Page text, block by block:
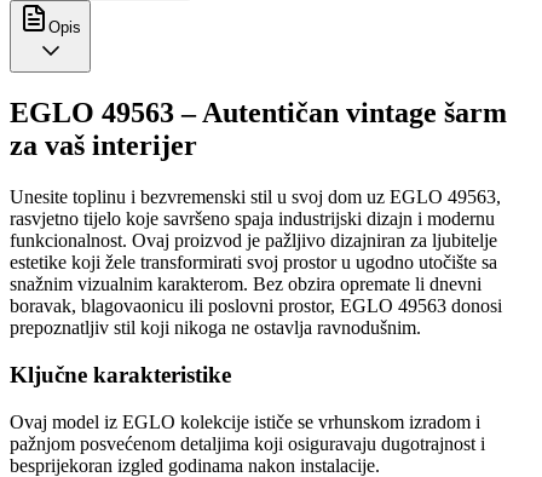
Opis
EGLO 49563 – Autentičan vintage šarm
za vaš interijer
Unesite toplinu i bezvremenski stil u svoj dom uz EGLO 49563,
rasvjetno tijelo koje savršeno spaja industrijski dizajn i modernu
funkcionalnost. Ovaj proizvod je pažljivo dizajniran za ljubitelje
estetike koji žele transformirati svoj prostor u ugodno utočište sa
snažnim vizualnim karakterom. Bez obzira opremate li dnevni
boravak, blagovaonicu ili poslovni prostor, EGLO 49563 donosi
prepoznatljiv stil koji nikoga ne ostavlja ravnodušnim.
Ključne karakteristike
Ovaj model iz EGLO kolekcije ističe se vrhunskom izradom i
pažnjom posvećenom detaljima koji osiguravaju dugotrajnost i
besprijekoran izgled godinama nakon instalacije.